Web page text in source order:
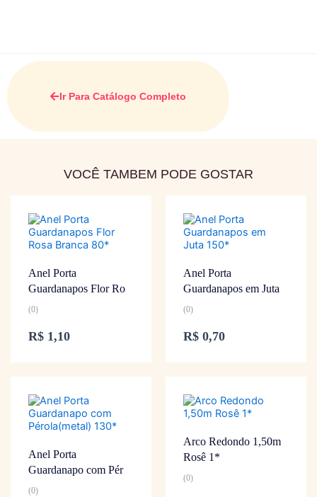
Ir Para Catálogo Completo
VOCÊ TAMBEM PODE GOSTAR
Anel Porta
Guardanapos Flor Ro
(0)
R$ 1,10
Anel Porta
Guardanapos em Juta
(0)
R$ 0,70
Anel Porta
Guardanapo com Pér
(0)
Arco Redondo 1,50m
Rosê 1*
(0)